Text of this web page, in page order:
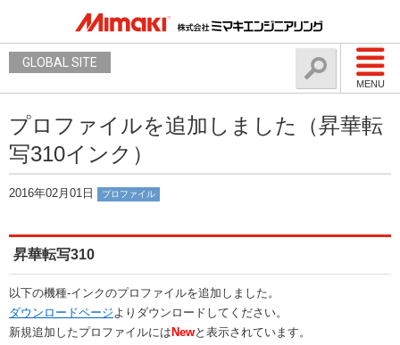
MENU
GLOBAL SITE
プロファイルを追加しました（昇華転
写310インク）
2016年02月01日 プロファイル
昇華転写310
以下の機種-インクのプロファイルを追加しました。
ダウンロードページよりダウンロードしてください。
新規追加したプロファイルには Newと表示されています。